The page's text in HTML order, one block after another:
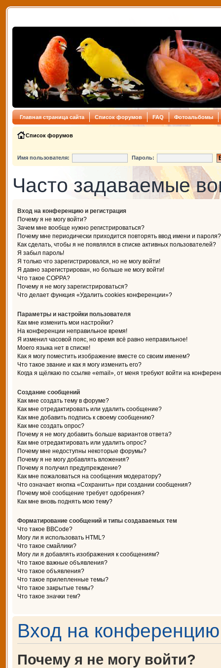
Главная страница сайта Список форумов FAQ Фотоальбомы
Список форумов
Имя пользователя: Пароль:
Часто задаваемые
Вход на конференцию и регистрация
Почему я не могу войти?
Зачем мне вообще нужно регистрироваться?
Почему мне периодически приходится повторять ввод имени и пароля?
Как сделать, чтобы я не появлялся в списке активных пользователей?
Я забыл пароль!
Я только что зарегистрировался, но не могу войти!
Я давно зарегистрирован, но больше не могу войти!
Что такое COPPA?
Почему я не могу зарегистрироваться?
Что делает функция «Удалить cookies конференции»?
Параметры и настройки пользователя
Как мне изменить мои настройки?
На конференции неправильное время!
Я изменил часовой пояс, но время всё равно неправильное!
Моего языка нет в списке!
Как я могу поместить изображение вместе со своим именем?
Что такое звание и как я могу изменить его?
Когда я щёлкаю по ссылке «email», от меня требуют войти на
Создание сообщений
Как мне создать тему в форуме?
Как мне отредактировать или удалить сообщение?
Как мне добавить подпись к своему сообщению?
Как мне создать опрос?
Почему я не могу добавить больше вариантов ответа?
Как мне отредактировать или удалить опрос?
Почему мне недоступны некоторые форумы?
Почему я не могу добавлять вложения?
Почему я получил предупреждение?
Как мне пожаловаться на сообщения модератору?
Что означает кнопка «Сохранить» при создании сообщения?
Почему моё сообщение требует одобрения?
Как мне вновь поднять мою тему?
Форматирование сообщений и типы создаваемых тем
Что такое BBCode?
Могу ли я использовать HTML?
Что такое смайлики?
Могу ли я добавлять изображения к сообщениям?
Что такое важные объявления?
Что такое объявления?
Что такое прилепленные темы?
Что такое закрытые темы?
Что такое значки тем?
Вход на конференцию
Почему я не могу войти?